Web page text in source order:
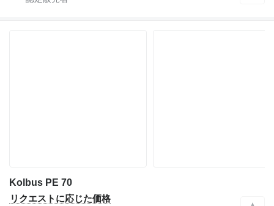
Kolbus PE 70
リクエストに応じた価格